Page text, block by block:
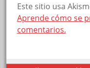
Este sitio usa
Aprende cómo se
comentarios.